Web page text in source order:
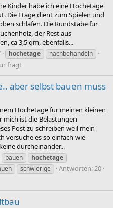
Kinder habe ich eine Hochetage
Die Etage dient zum Spielen und
schlafen. Die Rundstäbe für
der Rest aus
ca 3,5 qm, ebenfalls...
hochetage nachbehandeln
fragt
aber selbst bauen muss
Hochetage für meinen kleinen
mich ist die Belastungen
Post zu schreiben weil mein
versuche es so einfach wie
durcheinander...
bauen
hochetage
schwierige
Antworten: 20